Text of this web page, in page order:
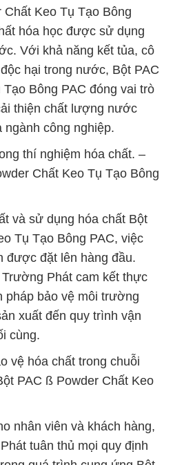
Keo Tụ Tạo Bông
hóa học được sử dụng
Với khả năng kết tủa, cô
hại trong nước, Bột PAC
Bông PAC đóng vai trò
thiện chất lượng nước
ngành công nghiệp.
thí nghiệm hóa chất. –
Chất Keo Tụ Tạo Bông
và sử dụng hóa chất Bột
Tụ Tạo Bông PAC, việc
được đặt lên hàng đầu.
Phát cam kết thực
pháp bảo vệ môi trường
xuất đến quy trình vận
cùng.
vệ hóa chất trong chuỗi
PAC ß Powder Chất Keo
nhân viên và khách hàng,
tuân thủ mọi quy định